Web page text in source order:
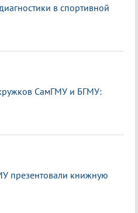
в спортивной
СамГМУ и БГМУ:
презентовали книжную